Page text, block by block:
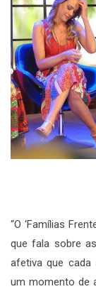
“O ‘Famílias
que fala sobre
afetiva que
um momento de